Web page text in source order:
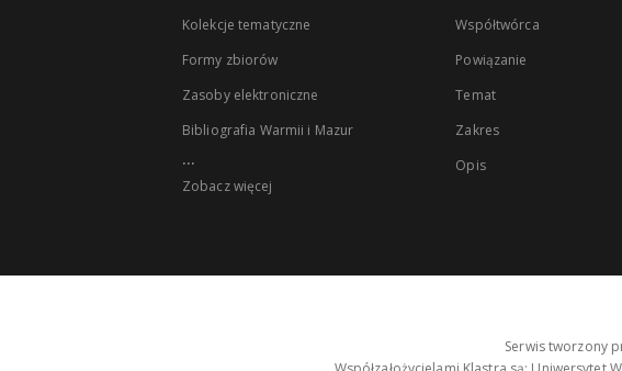
Kolekcje tematyczne
Formy zbiorów
Zasoby elektroniczne
Bibliografia Warmii i Mazur
...
Zobacz więcej
Współtwórca
Powiązanie
Temat
Zakres
Opis
Serwis tworzony